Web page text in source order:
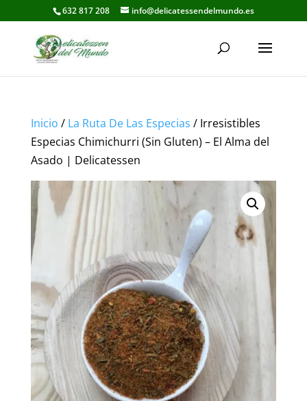
632 817 208 info@delicatessendelmundo.es
Inicio / La Ruta De Las Especias / Irresistibles
Especias Chimichurri (Sin Gluten) – El Alma del
Asado | Delicatessen